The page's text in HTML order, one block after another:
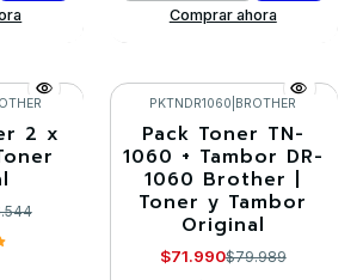
Comprar ahora
2 x -10%
PKTNDR1060 BROTHER
Pack Toner TN-
1060 + Tambor DR-
1060 Brother |
Toner y Tambor
Original
$71.990$79.989